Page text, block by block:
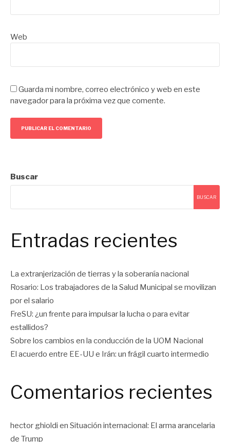
Web
Guarda mi nombre, correo electrónico y web en este
navegador para la próxima vez que comente.
Buscar
BUSCAR
Entradas recientes
La extranjerización de tierras y la soberanía nacional
Rosario: Los trabajadores de la Salud Municipal se movilizan
por el salario
FreSU: ¿un frente para impulsar la lucha o para evitar
estallidos?
Sobre los cambios en la conducción de la UOM Nacional
El acuerdo entre EE-UU e Irán: un frágil cuarto intermedio
Comentarios recientes
hector ghioldi en Situación internacional: El arma arancelaria
de Trump